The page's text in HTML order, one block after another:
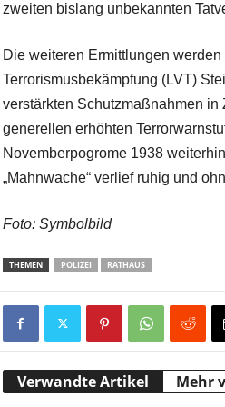
zweiten bislang unbekannten
Die weiteren Ermittlungen
Terrorismusbekämpfung (LVT)
verstärkten Schutzmaßnahmen
generellen erhöhten
Novemberpogrome 1938
„Mahnwache“ verlief ruhig und
Foto: Symbolbild
THEMEN POLIZEI RATHAUS
Verwandte Artikel Mehr